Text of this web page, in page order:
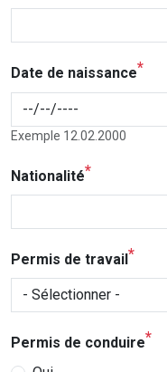
Date de naissance
Exemple 12.02.2000
Nationalité
Permis de travail
Permis de travail
Permis de conduire